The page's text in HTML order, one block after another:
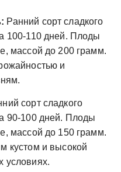
Ранний сорт сладкого
100-110 дней. Плоды
массой до 200 грамм.
и
сорт сладкого
90-100 дней. Плоды
массой до 150 грамм.
кустом и высокой
условиях.